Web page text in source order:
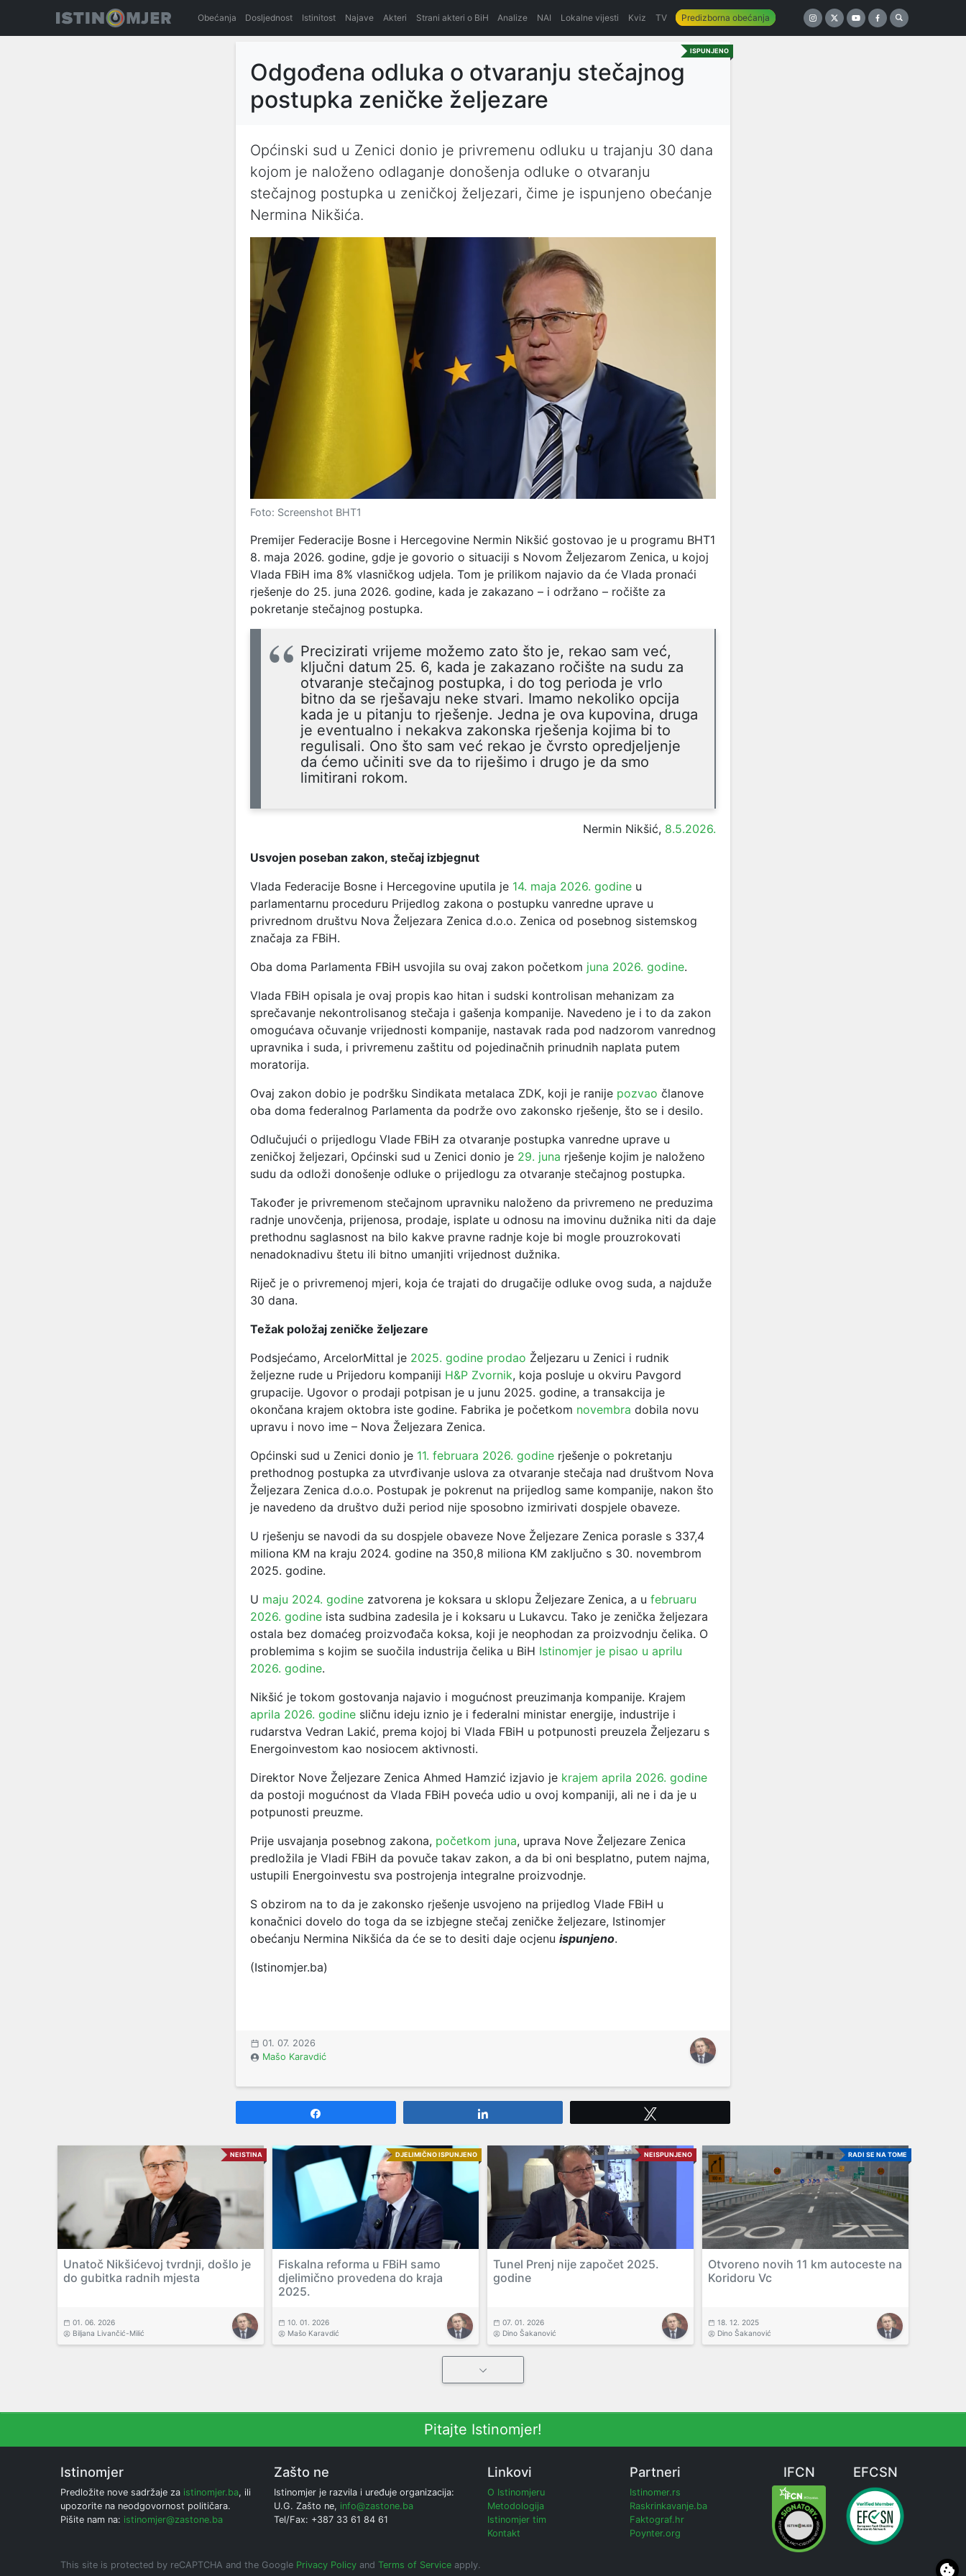
Obećanja Dosljednost Istinitost Najave Akteri Strani akteri o BiH Analize NAI Lokalne vijesti Kviz TV Predizborna obećanja
ISPUNJENO
Odgođena odluka o otvaranju stečajnog
postupka zeničke željezare
Općinski sud u Zenici donio je privremenu odluku u trajanju 30 dana
kojom je naloženo odlaganje donošenja odluke o otvaranju
stečajnog postupka u zeničkoj željezari, čime je ispunjeno obećanje
Nermina Nikšića.
Foto: Screenshot BHT1
Premijer Federacije Bosne i Hercegovine Nermin Nikšić gostovao je u programu BHT1
8. maja 2026. godine, gdje je govorio o situaciji s Novom Željezarom Zenica, u kojoj
Vlada FBiH ima 8% vlasničkog udjela. Tom je prilikom najavio da će Vlada pronaći
rješenje do 25. juna 2026. godine, kada je zakazano – i održano – ročište za
pokretanje stečajnog postupka.
Precizirati vrijeme možemo zato što je, rekao sam već,
ključni datum 25. 6, kada je zakazano ročište na sudu za
otvaranje stečajnog postupka, i do tog perioda je vrlo
bitno da se rješavaju neke stvari. Imamo nekoliko opcija
kada je u pitanju to rješenje. Jedna je ova kupovina, druga
je eventualno i nekakva zakonska rješenja kojima bi to
regulisali. Ono što sam već rekao je čvrsto opredjeljenje
da ćemo učiniti sve da to riješimo i drugo je da smo
limitirani rokom.
Nermin Nikšić, 8.5.2026.
Usvojen poseban zakon, stečaj izbjegnut
Vlada Federacije Bosne i Hercegovine uputila je 14. maja 2026. godine u
parlamentarnu proceduru Prijedlog zakona o postupku vanredne uprave u
privrednom društvu Nova Željezara Zenica d.o.o. Zenica od posebnog sistemskog
značaja za FBiH.
Oba doma Parlamenta FBiH usvojila su ovaj zakon početkom juna 2026. godine.
Vlada FBiH opisala je ovaj propis kao hitan i sudski kontrolisan mehanizam za
sprečavanje nekontrolisanog stečaja i gašenja kompanije. Navedeno je i to da zakon
omogućava očuvanje vrijednosti kompanije, nastavak rada pod nadzorom vanrednog
upravnika i suda, i privremenu zaštitu od pojedinačnih prinudnih naplata putem
moratorija.
Ovaj zakon dobio je podršku Sindikata metalaca ZDK, koji je ranije pozvao članove
oba doma federalnog Parlamenta da podrže ovo zakonsko rješenje, što se i desilo.
Odlučujući o prijedlogu Vlade FBiH za otvaranje postupka vanredne uprave u
zeničkoj željezari, Općinski sud u Zenici donio je 29. juna rješenje kojim je naloženo
sudu da odloži donošenje odluke o prijedlogu za otvaranje stečajnog postupka.
Također je privremenom stečajnom upravniku naloženo da privremeno ne preduzima
radnje unovčenja, prijenosa, prodaje, isplate u odnosu na imovinu dužnika niti da daje
prethodnu saglasnost na bilo kakve pravne radnje koje bi mogle prouzrokovati
nenadoknadivu štetu ili bitno umanjiti vrijednost dužnika.
Riječ je o privremenoj mjeri, koja će trajati do drugačije odluke ovog suda, a najduže
30 dana.
Težak položaj zeničke željezare
Podsjećamo, ArcelorMittal je 2025. godine prodao Željezaru u Zenici i rudnik
željezne rude u Prijedoru kompaniji H&P Zvornik, koja posluje u okviru Pavgord
grupacije. Ugovor o prodaji potpisan je u junu 2025. godine, a transakcija je
okončana krajem oktobra iste godine. Fabrika je početkom novembra dobila novu
upravu i novo ime – Nova Željezara Zenica.
Općinski sud u Zenici donio je 11. februara 2026. godine rješenje o pokretanju
prethodnog postupka za utvrđivanje uslova za otvaranje stečaja nad društvom Nova
Željezara Zenica d.o.o. Postupak je pokrenut na prijedlog same kompanije, nakon što
je navedeno da društvo duži period nije sposobno izmirivati dospjele obaveze.
U rješenju se navodi da su dospjele obaveze Nove Željezare Zenica porasle s 337,4
miliona KM na kraju 2024. godine na 350,8 miliona KM zaključno s 30. novembrom
2025. godine.
U maju 2024. godine zatvorena je koksara u sklopu Željezare Zenica, a u februaru
2026. godine ista sudbina zadesila je i koksaru u Lukavcu. Tako je zenička željezara
ostala bez domaćeg proizvođača koksa, koji je neophodan za proizvodnju čelika. O
problemima s kojim se suočila industrija čelika u BiH Istinomjer je pisao u aprilu
2026. godine.
Nikšić je tokom gostovanja najavio i mogućnost preuzimanja kompanije. Krajem
aprila 2026. godine sličnu ideju iznio je i federalni ministar energije, industrije i
rudarstva Vedran Lakić, prema kojoj bi Vlada FBiH u potpunosti preuzela Željezaru s
Energoinvestom kao nosiocem aktivnosti.
Direktor Nove Željezare Zenica Ahmed Hamzić izjavio je krajem aprila 2026. godine
da postoji mogućnost da Vlada FBiH poveća udio u ovoj kompaniji, ali ne i da je u
potpunosti preuzme.
Prije usvajanja posebnog zakona, početkom juna, uprava Nove Željezare Zenica
predložila je Vladi FBiH da povuče takav zakon, a da bi oni besplatno, putem najma,
ustupili Energoinvestu sva postrojenja integralne proizvodnje.
S obzirom na to da je zakonsko rješenje usvojeno na prijedlog Vlade FBiH u
konačnici dovelo do toga da se izbjegne stečaj zeničke željezare, Istinomjer
obećanju Nermina Nikšića da će se to desiti daje ocjenu ispunjeno.
(Istinomjer.ba)
01. 07. 2026
Mašo Karavdić
NEISTINA
Unatoč Nikšićevoj tvrdnji, došlo je
do gubitka radnih mjesta
01. 06. 2026
Biljana Livančić-Milić
DJELIMIČNO ISPUNJENO
Fiskalna reforma u FBiH samo
djelimično provedena do kraja
2025.
10. 01. 2026
Mašo Karavdić
NEISPUNJENO
Tunel Prenj nije započet 2025.
godine
07. 01. 2026
Dino Šakanović
RADI SE NA TOME
Otvoreno novih 11 km autoceste na
Koridoru Vc
18. 12. 2025
Dino Šakanović
Pitajte Istinomjer!
Istinomjer
Predložite nove sadržaje za istinomjer.ba, ili
upozorite na neodgovornost političara.
Pišite nam na: istinomjer@zastone.ba
Zašto ne
Istinomjer je razvila i uređuje organizacija:
U.G. Zašto ne, info@zastone.ba
Tel/Fax: +387 33 61 84 61
Linkovi
O Istinomjeru
Metodologija
Istinomjer tim
Kontakt
Partneri
Istinomer.rs
Raskrinkavanje.ba
Faktograf.hr
Poynter.org
IFCN EFCSN
This site is protected by reCAPTCHA and the Google Privacy Policy and Terms of Service apply.